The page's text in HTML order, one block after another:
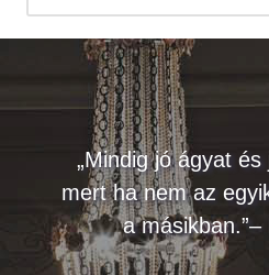
„Mindig jó ágyat
mert ha nem az
a